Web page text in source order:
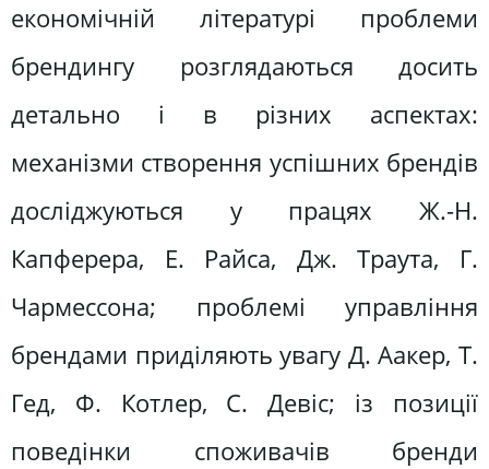
економічній літературі проблеми
брендингу розглядаються досить
детально і в різних аспектах:
механізми створення успішних брендів
досліджуються у працях Ж.-Н.
Капферера, Е. Райса, Дж. Траута, Г.
Чармессона; проблемі управління
брендами приділяють увагу Д. Аакер, Т.
Гед, Ф. Котлер, С. Девіс; із позиції
поведінки споживачів бренди